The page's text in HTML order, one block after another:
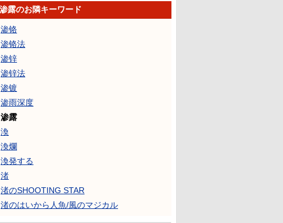
渗露のお隣キーワード
渗铬
渗铬法
渗锌
渗锌法
渗镀
渗雨深度
渗露
渙
渙爛
渙発する
渚
渚のSHOOTING STAR
渚のはいから人魚/風のマジカル